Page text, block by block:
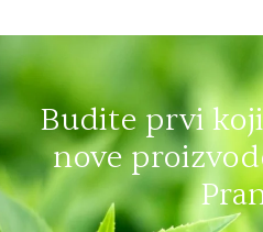
Budite prvi
nove